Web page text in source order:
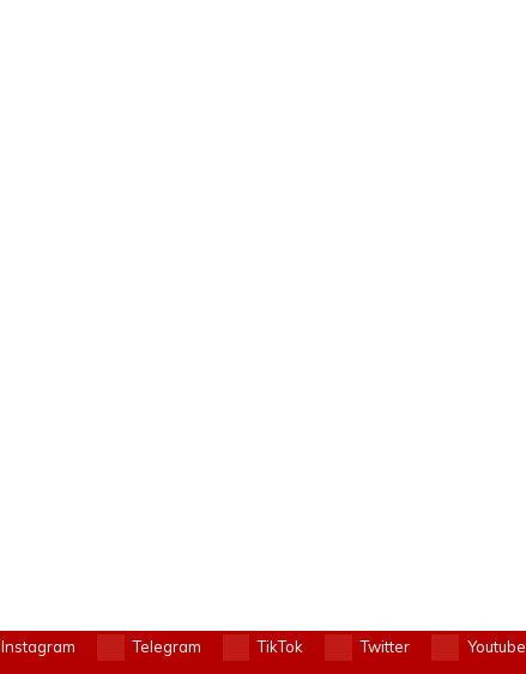
Instagram Telegram TikTok Twitter Youtube